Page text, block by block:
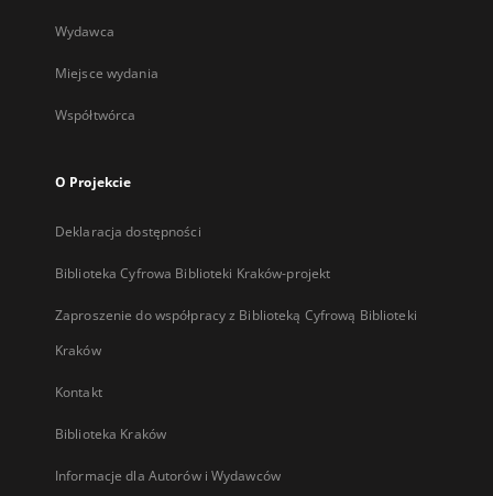
Wydawca
Miejsce wydania
Współtwórca
O Projekcie
Deklaracja dostępności
Biblioteka Cyfrowa Biblioteki Kraków-projekt
Zaproszenie do współpracy z Biblioteką Cyfrową Biblioteki
Kraków
Kontakt
Biblioteka Kraków
Informacje dla Autorów i Wydawców